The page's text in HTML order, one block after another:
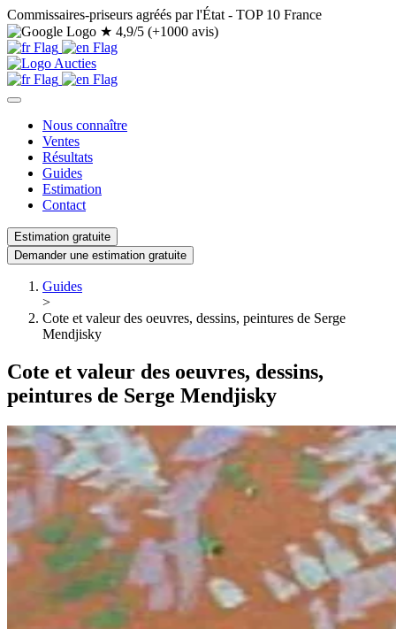
Commissaires-priseurs agréés par l'État - TOP 10 France
★ 4,9/5 (+1000 avis)
Nous connaître
Ventes
Résultats
Guides
Estimation
Contact
Estimation gratuite
Demander une estimation gratuite
Guides
>
Cote et valeur des oeuvres, dessins, peintures de Serge
Mendjisky
Cote et valeur des oeuvres, dessins,
peintures de Serge Mendjisky